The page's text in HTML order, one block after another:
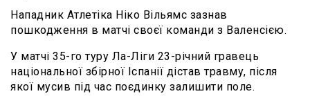
Нападник Атлетіка Ніко Вільямс зазнав
пошкодження в матчі своєї команди з Валенсією.
У матчі 35-го туру Ла-Ліги 23-річний гравець
національної збірної Іспанії дістав травму, після
якої мусив під час поєдинку залишити поле.